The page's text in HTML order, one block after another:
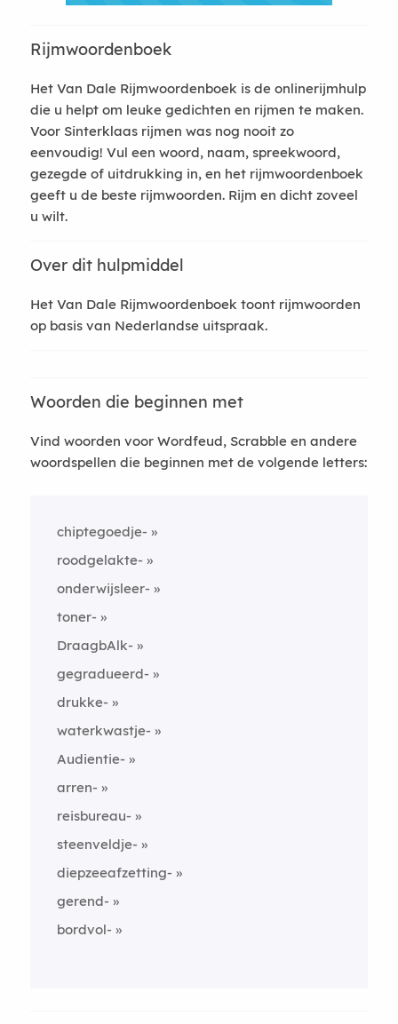
Rijmwoordenboek
Het Van Dale Rijmwoordenboek is de onlinerijmhulp
die u helpt om leuke gedichten en rijmen te maken.
Voor Sinterklaas rijmen was nog nooit zo
eenvoudig! Vul een woord, naam, spreekwoord,
gezegde of uitdrukking in, en het rijmwoordenboek
geeft u de beste rijmwoorden. Rijm en dicht zoveel
u wilt.
Over dit hulpmiddel
Het Van Dale Rijmwoordenboek toont rijmwoorden
op basis van Nederlandse uitspraak.
Woorden die beginnen met
Vind woorden voor Wordfeud, Scrabble en andere
woordspellen die beginnen met de volgende letters:
chiptegoedje-
roodgelakte-
onderwijsleer-
toner-
DraagbAlk-
gegradueerd-
drukke-
waterkwastje-
Audientie-
arren-
reisbureau-
steenveldje-
diepzeeafzetting-
gerend-
bordvol-